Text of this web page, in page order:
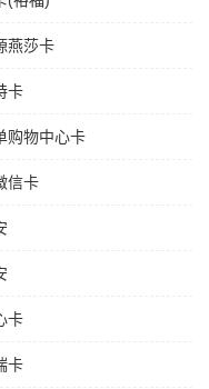
燕莎卡
卡
购物中心卡
信卡
卡
卡